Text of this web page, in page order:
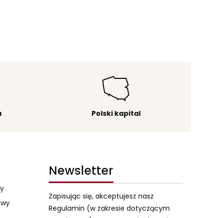
Polski kapital
Newsletter
Zapisując się, akceptujesz nasz
Regulamin (w zakresie dotyczącym